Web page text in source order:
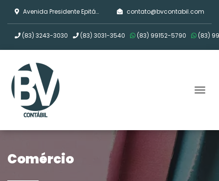
Avenida Presidente Epitácio Pessoa, 753, Emp. Central Park - sala 1102 - Estados , João Pessoa/PB contato@bvcontabil.com
(83) 3243-3030 (83) 3031-3540 (83) 99152-5790 (83)
Comércio